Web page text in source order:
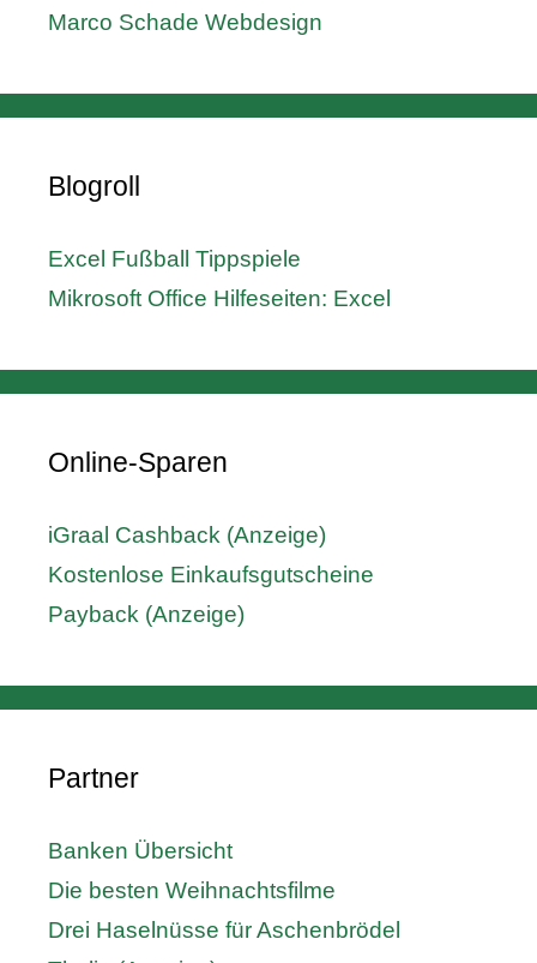
Marco Schade Webdesign
Blogroll
Excel Fußball Tippspiele
Mikrosoft Office Hilfeseiten: Excel
Online-Sparen
iGraal Cashback (Anzeige)
Kostenlose Einkaufsgutscheine
Payback (Anzeige)
Partner
Banken Übersicht
Die besten Weihnachtsfilme
Drei Haselnüsse für Aschenbrödel